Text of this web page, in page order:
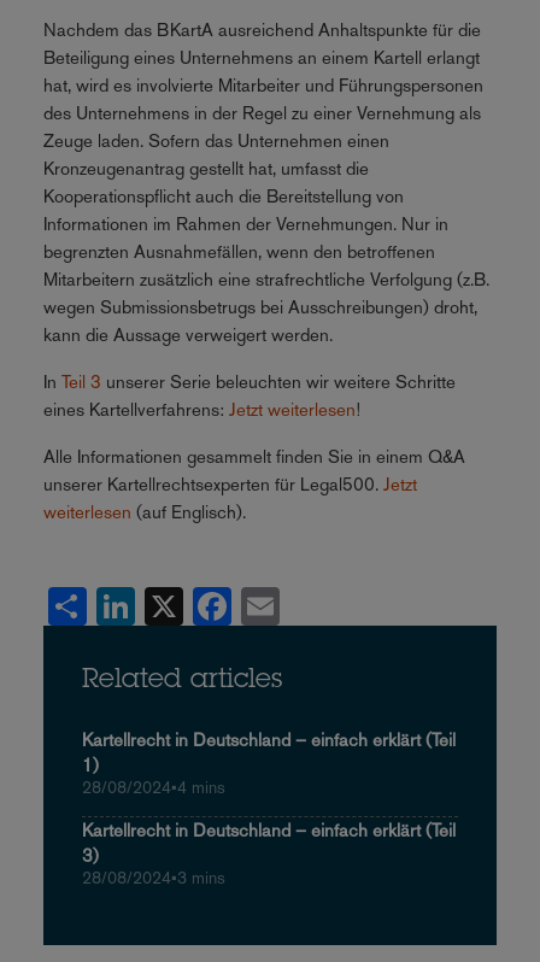
Nachdem das BKartA ausreichend Anhaltspunkte für die
Beteiligung eines Unternehmens an einem Kartell erlangt
hat, wird es involvierte Mitarbeiter und Führungspersonen
des Unternehmens in der Regel zu einer Vernehmung als
Zeuge laden. Sofern das Unternehmen einen
Kronzeugenantrag gestellt hat, umfasst die
Kooperationspflicht auch die Bereitstellung von
Informationen im Rahmen der Vernehmungen. Nur in
begrenzten Ausnahmefällen, wenn den betroffenen
Mitarbeitern zusätzlich eine strafrechtliche Verfolgung (z.B.
wegen Submissionsbetrugs bei Ausschreibungen) droht,
kann die Aussage verweigert werden.
In Teil 3 unserer Serie beleuchten wir weitere Schritte
eines Kartellverfahrens: Jetzt weiterlesen!
Alle Informationen gesammelt finden Sie in einem Q&A
unserer Kartellrechtsexperten für Legal500. Jetzt
weiterlesen (auf Englisch).
Share LinkedIn Facebook
Related articles
Kartellrecht in Deutschland – einfach erklärt (Teil
1)
28/08/2024•4 mins
Kartellrecht in Deutschland – einfach erklärt (Teil
3)
28/08/2024•3 mins